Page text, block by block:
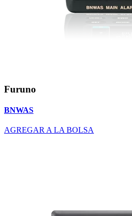
Furuno
BNWAS
AGREGAR A LA BOLSA